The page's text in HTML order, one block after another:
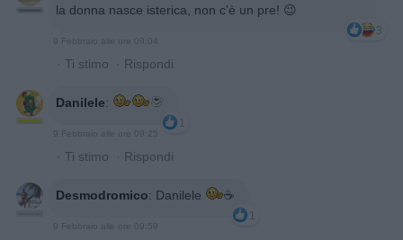
la donna nasce isterica, non c'è un pre! 😉
3
9 Febbraio alle ore 09:04
· Ti stimo · Rispondi
Danilele:
1
9 Febbraio alle ore 09:25
· Ti stimo · Rispondi
Desmodromico: Danilele ☕️
1
9 Febbraio alle ore 09:59